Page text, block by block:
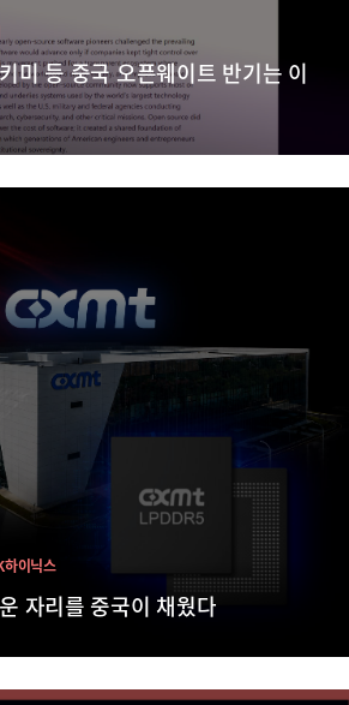
미 등 중국 오픈웨이트 반기는 이
자리를 중국이 채웠다
하이닉스